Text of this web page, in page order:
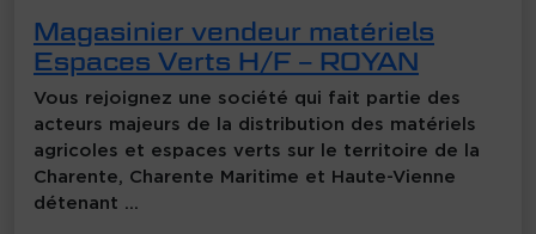
Magasinier vendeur matériels
Espaces Verts H/F – ROYAN
Vous rejoignez une société qui fait partie des
acteurs majeurs de la distribution des matériels
agricoles et espaces verts sur le territoire de la
Charente, Charente Maritime et Haute-Vienne
détenant …